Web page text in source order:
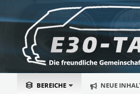
BEREICHE NEUE